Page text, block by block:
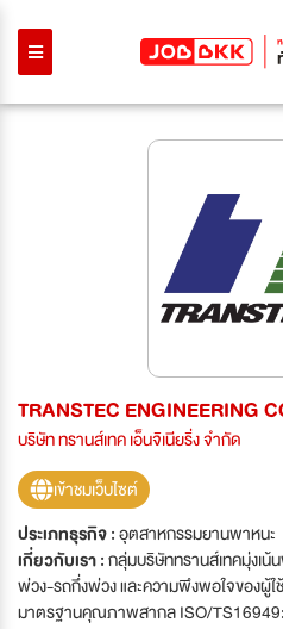
TRANSTEC ENGINEERING
บริษัท ทรานส์เทค เอ็นจิเนียริ่ง จำกัด
เข้าชมเว็บไซต์
ประเภทธุรกิจ :อุตสาหกรรมยานพาหนะ
เกี่ยวกับเรา :กลุ่มบริษัททรานส์เทคมุ่ง
พ่วง-รถกึ่งพ่วง และความพึงพอใจของผู้
มาตรฐานคุณภาพสากล ISO/